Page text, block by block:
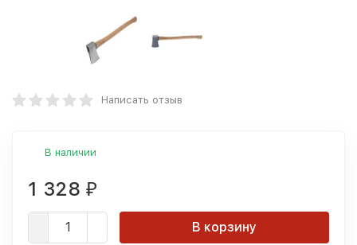
Написать отзыв
В наличии
1 328 ₽
В корзину